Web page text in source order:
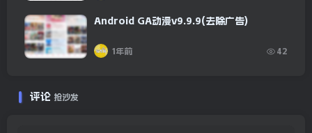
Android GA动漫v9.9.9(去除广告)
1年前 42
评论 抢沙发